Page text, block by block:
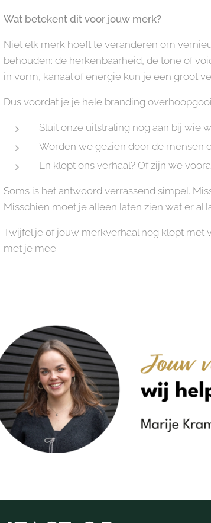
Wat betekent dit voor jouw merk?
Niet elk merk hoeft te veranderen om
behouden: de herkenbaarheid, de tone of
in vorm, kanaal of energie kun je een groot
Dus voordat je je hele branding
Sluit onze uitstraling nog aan bij wie
Worden we gezien door de mensen
En klopt ons verhaal? Of zijn we
Soms is het antwoord verrassend simpel.
Misschien moet je alleen laten zien wat er al
Twijfel je of jouw merkverhaal nog klopt met
met je mee.